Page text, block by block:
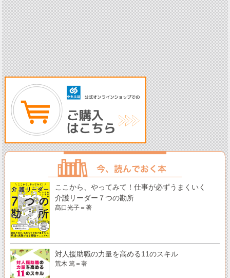
ここから、やってみて！仕事が必ずうまくいく
介護リーダー７つの勘所
髙口光子＝著
対人援助職の力量を高める11のスキル
荒木 篤＝著